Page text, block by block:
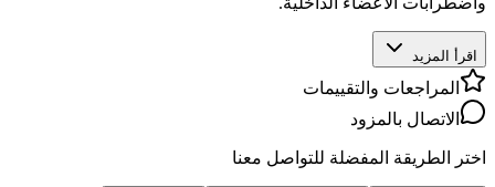
اقرأ المزيد
المراجعات والتقييمات
الاتصال بالمزود
اختر الطريقة المفضلة للتواصل معنا